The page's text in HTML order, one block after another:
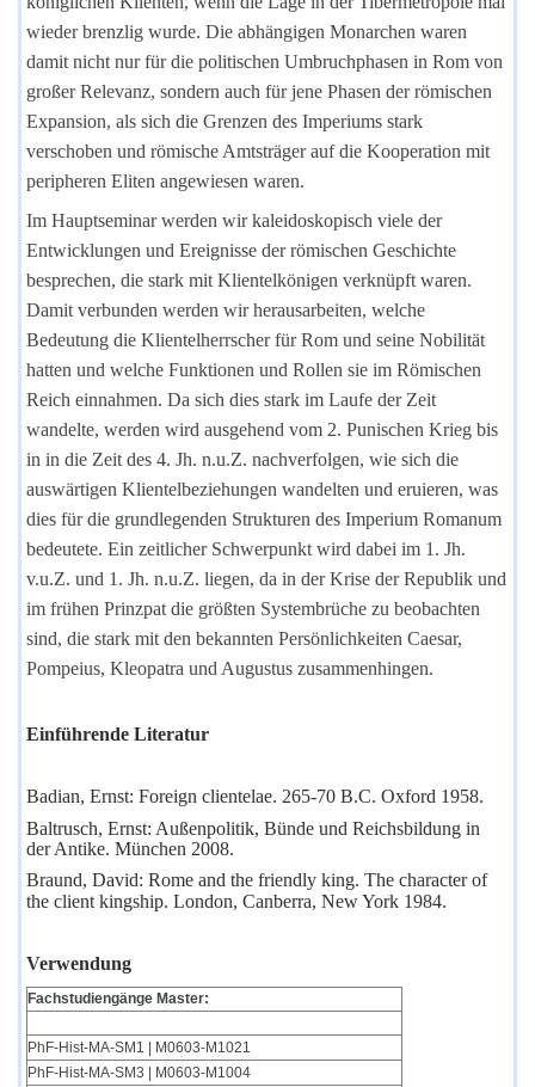
wieder brenzlig wurde. Die abhängigen Monarchen waren
damit nicht nur für die politischen Umbruchphasen in Rom von
großer Relevanz, sondern auch für jene Phasen der römischen
Expansion, als sich die Grenzen des Imperiums stark
verschoben und römische Amtsträger auf die Kooperation mit
peripheren Eliten angewiesen waren.
Im Hauptseminar werden wir kaleidoskopisch viele der
Entwicklungen und Ereignisse der römischen Geschichte
besprechen, die stark mit Klientelkönigen verknüpft waren.
Damit verbunden werden wir herausarbeiten, welche
Bedeutung die Klientelherrscher für Rom und seine Nobilität
hatten und welche Funktionen und Rollen sie im Römischen
Reich einnahmen. Da sich dies stark im Laufe der Zeit
wandelte, werden wird ausgehend vom 2. Punischen Krieg bis
in in die Zeit des 4. Jh. n.u.Z. nachverfolgen, wie sich die
auswärtigen Klientelbeziehungen wandelten und eruieren, was
dies für die grundlegenden Strukturen des Imperium Romanum
bedeutete. Ein zeitlicher Schwerpunkt wird dabei im 1. Jh.
v.u.Z. und 1. Jh. n.u.Z. liegen, da in der Krise der Republik und
im frühen Prinzpat die größten Systembrüche zu beobachten
sind, die stark mit den bekannten Persönlichkeiten Caesar,
Pompeius, Kleopatra und Augustus zusammenhingen.
Einführende Literatur
Badian, Ernst: Foreign clientelae. 265-70 B.C. Oxford 1958.
Baltrusch, Ernst: Außenpolitik, Bünde und Reichsbildung in
der Antike. München 2008.
Braund, David: Rome and the friendly king. The character of
the client kingship. London, Canberra, New York 1984.
Verwendung
Fachstudiengänge Master:
PhF-Hist-MA-SM1 | M0603-M1021
PhF-Hist-MA-SM3 | M0603-M1004